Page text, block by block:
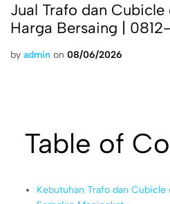
Jual Trafo dan Cubicle
Harga Bersaing |
by admin on 08/06/2026
Table of
Kebutuhan Trafo dan Cubicle